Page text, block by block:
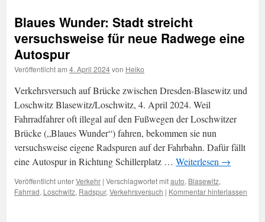
Blaues Wunder: Stadt streicht
versuchsweise für neue Radwege eine
Autospur
Veröffentlicht am 4. April 2024von Heiko
Verkehrsversuch auf Brücke zwischen Dresden-Blasewitz und
Loschwitz Blasewitz/Loschwitz, 4. April 2024. Weil
Fahrradfahrer oft illegal auf den Fußwegen der Loschwitzer
Brücke („Blaues Wunder“) fahren, bekommen sie nun
versuchsweise eigene Radspuren auf der Fahrbahn. Dafür fällt
eine Autospur in Richtung Schillerplatz … Weiterlesen →
Veröffentlicht unterVerkehr | Verschlagwortet mitauto, Blasewitz,
Fahrrad, Loschwitz, Radspur, Verkehrsversuch | Kommentar hinterlassen